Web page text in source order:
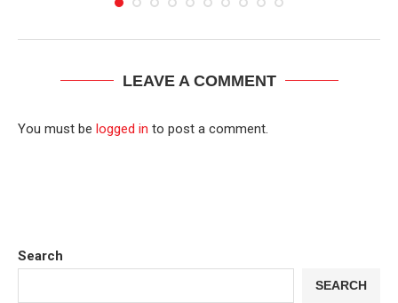
LEAVE A COMMENT
You must be logged in to post a comment.
Search
SEARCH